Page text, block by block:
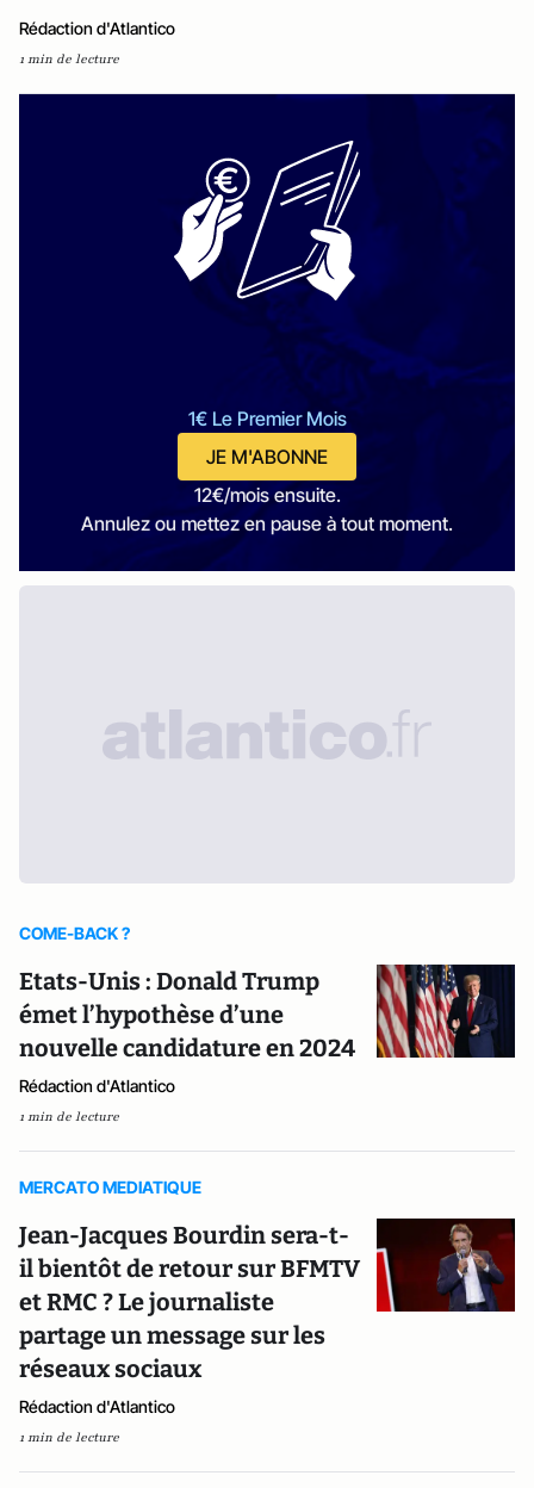
Rédaction d'Atlantico
1 min de lecture
1€ Le Premier Mois
JE M'ABONNE
12€/mois ensuite.
Annulez ou mettez en pause à tout moment.
COME-BACK ?
Etats-Unis : Donald Trump
émet l’hypothèse d’une
nouvelle candidature en 2024
Rédaction d'Atlantico
1 min de lecture
MERCATO MEDIATIQUE
Jean-Jacques Bourdin sera-t-
il bientôt de retour sur BFMTV
et RMC ? Le journaliste
partage un message sur les
réseaux sociaux
Rédaction d'Atlantico
1 min de lecture